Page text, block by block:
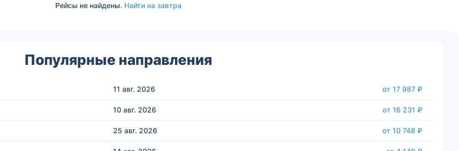
Рейсы не найдены. Найти на завтра
Популярные направления
11 авг. 2026 от 17 987 ₽
10 авг. 2026 от 16 231 ₽
25 авг. 2026 от 10 748 ₽